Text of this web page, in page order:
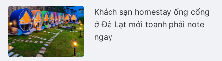
Khách sạn homestay ống cống
ở Đà Lạt mới toanh phải note
ngay